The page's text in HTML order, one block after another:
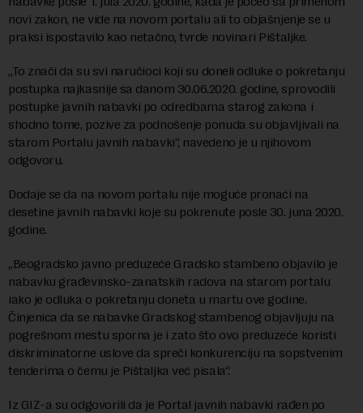
novi zakon, ne vide na novom portalu ali to objašnjenje se u
praksi ispostavilo kao netačno, tvrde novinari Pištaljke.
„To znači da su svi naručioci koji su doneli odluke o pokretanju
postupka najkasnije sa danom 30.06.2020. godine, sprovodili
postupke javnih nabavki po odredbama starog zakona i
shodno tome, pozive za podnošenje ponuda su objavljivali na
starom Portalu javnih nabavki“, navedeno je u njihovom
odgovoru.
Dodaje se da na novom portalu nije moguće pronaći na
desetine javnih nabavki koje su pokrenute posle 30. juna 2020.
godine.
„Beogradsko javno preduzeće Gradsko stambeno objavilo je
nabavku građevinsko-zanatskih radova na starom portalu
iako je odluka o pokretanju doneta u martu ove godine.
Činjenica da se nabavke Gradskog stambenog objavljuju na
pogrešnom mestu sporna je i zato što ovo preduzeće koristi
diskriminatorne uslove da spreči konkurenciju na sopstvenim
tenderima o čemu je Pištaljka već pisala“.
Iz GIZ-a su odgovorili da je Portal javnih nabavki rađen po